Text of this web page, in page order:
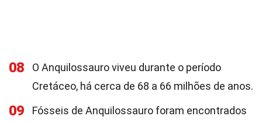
08
O Anquilossauro viveu durante o período
Cretáceo, há cerca de 68 a 66 milhões de anos.
09 Fósseis de Anquilossauro foram encontrados